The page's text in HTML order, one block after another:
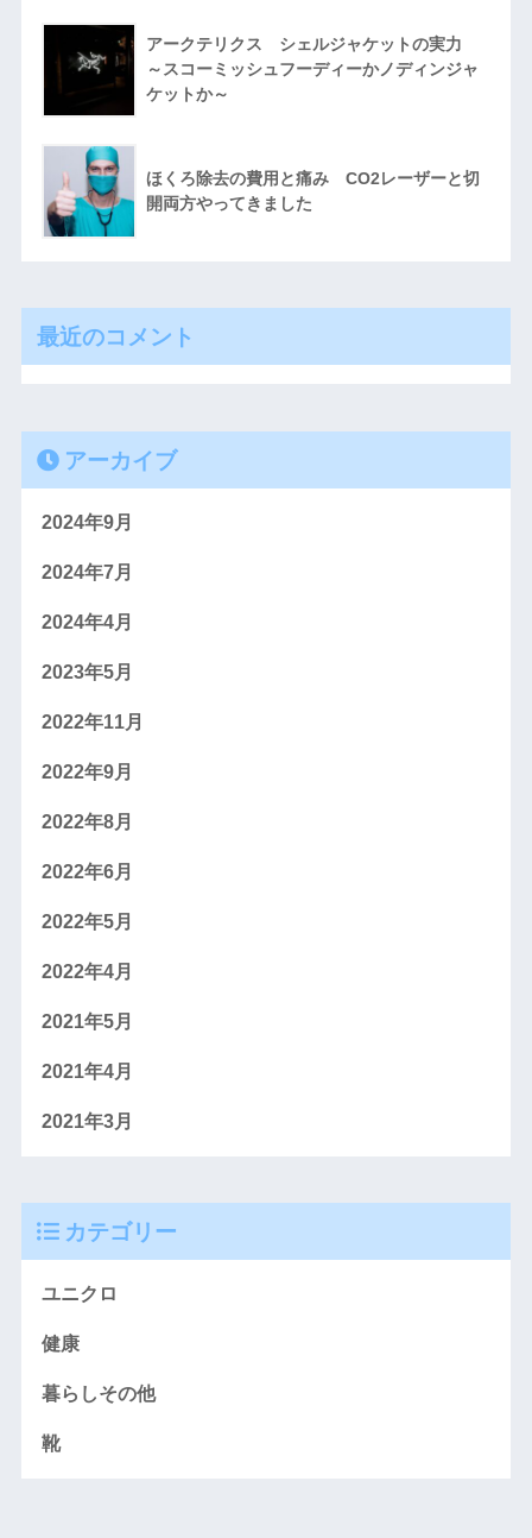
アークテリクス シェルジャケットの実力
～スコーミッシュフーディーかノディンジャ
ケットか～
ほくろ除去の費用と痛み CO2レーザーと切
開両方やってきました
最近のコメント
アーカイブ
2024年9月
2024年7月
2024年4月
2023年5月
2022年11月
2022年9月
2022年8月
2022年6月
2022年5月
2022年4月
2021年5月
2021年4月
2021年3月
カテゴリー
ユニクロ
健康
暮らしその他
靴